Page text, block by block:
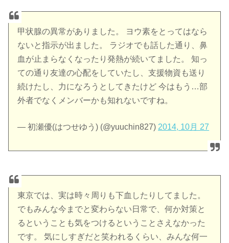
甲状腺の異常がありました。 ヨウ素をとってはなら
ないと指示が出ました。 ラジオでも話した通り、鼻
血が止まらなくなったり発熱が続いてました。 知っ
ての通り友達の心配をしていたし、支援物資も送り
続けたし、力になろうとしてきたけど 今はもう…部
外者でなくメンバーかも知れないですね。
— 初瀬優(はつせゆう) (@yuuchin827) 2014, 10月 27
東京では、実は時々周りも下血したりしてました。
でもみんな今までと変わらない日常で、何か対策と
るということも気をつけるということさえなかった
です。 気にしすぎだと笑われるくらい、みんな何一